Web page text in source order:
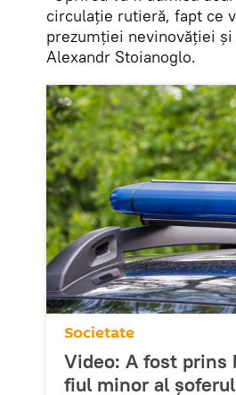
circulație rutieră, fapt ce
prezumției nevinovăției
Alexandr Stoianoglo.
Societate
Video: A fost prins
fiul minor al